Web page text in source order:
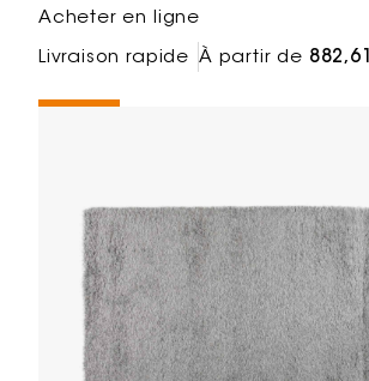
Acheter en ligne
Livraison rapide À partir de